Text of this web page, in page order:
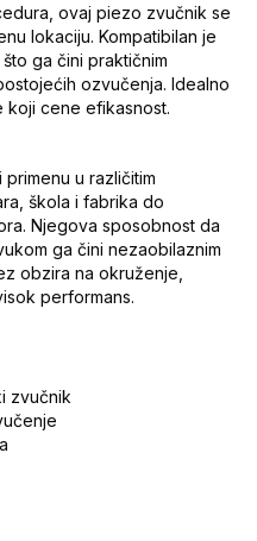
ovaj piezo zvučnik se
lokaciju. Kompatibilan je
ga čini praktičnim
ozvučenja. Idealno
koji cene efikasnost.
u različitim
škola i fabrika do
Njegova sposobnost da
ga čini nezaobilaznim
obzira na okruženje,
performans.
zvučnik